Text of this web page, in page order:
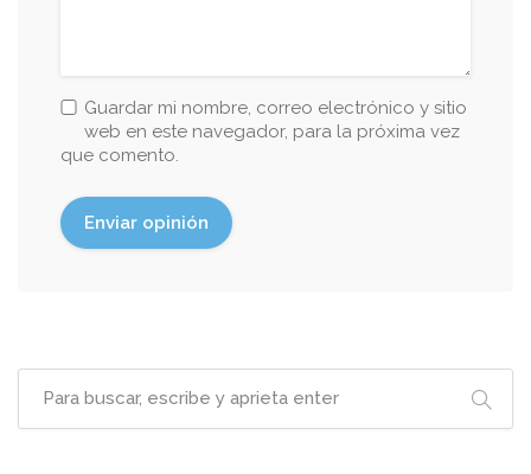
Guardar mi nombre, correo electrónico y sitio
web en este navegador, para la próxima vez
que comento.